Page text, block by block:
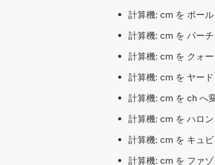
計算機: cm を ポー
計算機: cm を パー
計算機: cm を クォ
計算機: cm を ヤー
計算機: cm を ch へ
計算機: cm を ハロ
計算機: cm を キュ
計算機: cm を ファ